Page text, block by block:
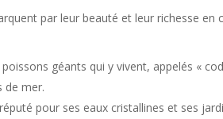
par leur beauté et leur richesse en
géants qui y vivent, appelés «
de mer.
pour ses eaux cristallines et ses